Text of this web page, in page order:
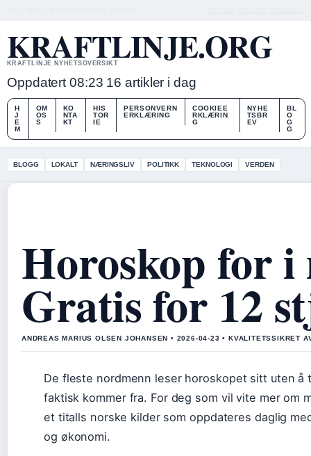
KRAFTLINJE.ORG
KRAFTLINJE NYHETSOVERSIKT
Oppdatert 08:23 16 artikler i dag
H
J
E
M
OM
OS
S
KO
NTA
KT
HIS
TOR
IE
PERSONVERN
ERKLÆRING
COOKIEE
RKLÆRIN
G
NYHE
TSBR
EV
BL
O
G
G
BLOGG LOKALT NÆRINGSLIV POLITIKK TEKNOLOGI VERDEN
Horoskop for i
Gratis for 12
ANDREAS MARIUS OLSEN JOHANSEN • 2026-04-23 • KVALITETSSIKRET
De fleste nordmenn leser horoskopet sitt uten å
faktisk kommer fra. For deg som vil vite mer om
et titalls norske kilder som oppdateres daglig
og økonomi.